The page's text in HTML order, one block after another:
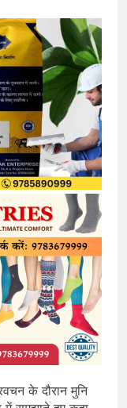
के दौरान मुनि